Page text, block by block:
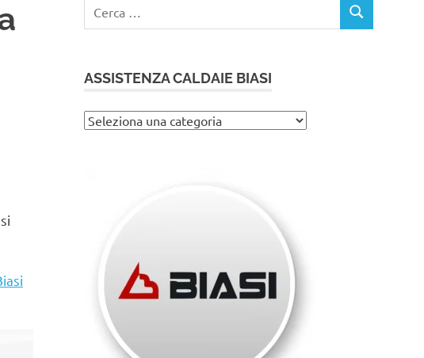
per:
CERCA
ASSISTENZA CALDAIE BIASI
Assistenza